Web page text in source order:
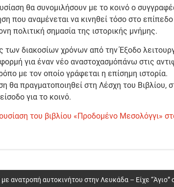
θα συνομιλήσουν με το κοινό ο
που αναμένεται να κινηθεί τόσο στο
πολιτική σημασία της ιστορικής μνήμης.
των διακοσίων χρόνων από την Έξοδο
για έναν νέο αναστοχασμόπάνω στις
με τον οποίο γράφεται η επίσημη ιστορία.
θα πραγματοποιηθεί στη Λέσχη του Βιβλίου,
για το κοινό.
του βιβλίου «Προδομένο Μεσολόγγι»
με ανατροπή αυτοκινήτου στην Λευκάδα – Είχε “Άγιο”